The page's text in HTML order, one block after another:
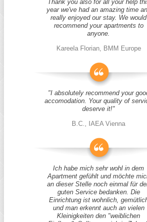
Thank you also for all your help
year we've had an amazing time
really enjoyed our stay. We would
recommend your apartments to
anyone.
Kareela Florian, BMM Europe
"I absolutely recommend your
accomodation. Your quality of
deserve it!"
B.C., IAEA Vienna
Ich habe mich sehr wohl in dem
Apartment gefühlt und möchte
an dieser Stelle noch einmal für
guten Service bedanken. Die
Einrichtung ist wohnlich,
und man erkennt auch an vielen
Kleinigkeiten den "weiblichen